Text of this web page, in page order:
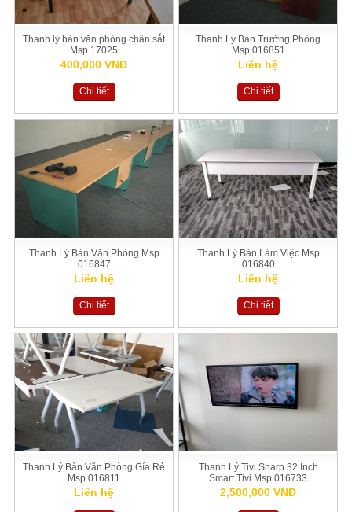
Thanh lý bàn văn phòng chân sắt
Msp 17025
400,000 VNĐ
Chi tiết
Thanh Lý Bàn Trưởng Phòng
Msp 016851
Liên hệ
Chi tiết
Thanh Lý Bàn Văn Phòng Msp
016847
Liên hệ
Chi tiết
Thanh Lý Bàn Làm Việc Msp
016840
Liên hệ
Chi tiết
Thanh Lý Bàn Văn Phòng Gía Rẻ
Msp 016811
Liên hệ
Thanh Lý Tivi Sharp 32 Inch
Smart Tivi Msp 016733
2,500,000 VNĐ